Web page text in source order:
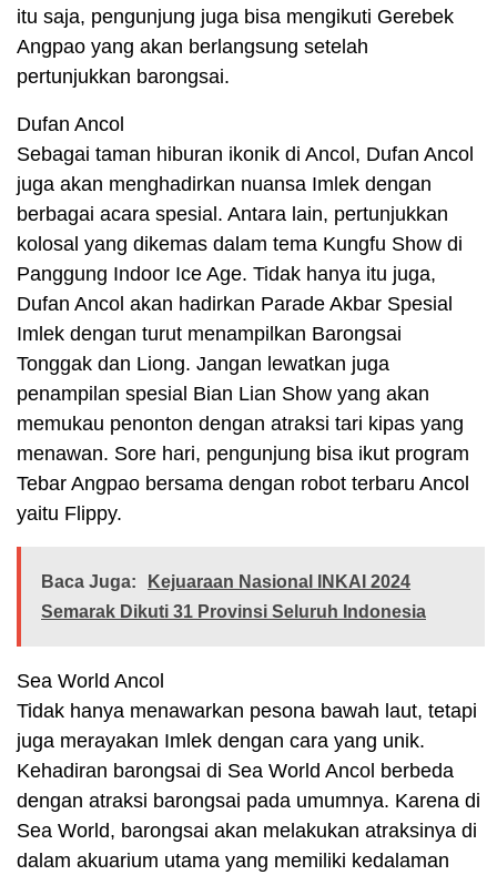
itu saja, pengunjung juga bisa mengikuti Gerebek
Angpao yang akan berlangsung setelah
pertunjukkan barongsai.
Dufan Ancol
Sebagai taman hiburan ikonik di Ancol, Dufan Ancol
juga akan menghadirkan nuansa Imlek dengan
berbagai acara spesial. Antara lain, pertunjukkan
kolosal yang dikemas dalam tema Kungfu Show di
Panggung Indoor Ice Age. Tidak hanya itu juga,
Dufan Ancol akan hadirkan Parade Akbar Spesial
Imlek dengan turut menampilkan Barongsai
Tonggak dan Liong. Jangan lewatkan juga
penampilan spesial Bian Lian Show yang akan
memukau penonton dengan atraksi tari kipas yang
menawan. Sore hari, pengunjung bisa ikut program
Tebar Angpao bersama dengan robot terbaru Ancol
yaitu Flippy.
Baca Juga:
Kejuaraan Nasional INKAI 2024
Semarak Dikuti 31 Provinsi Seluruh Indonesia
Sea World Ancol
Tidak hanya menawarkan pesona bawah laut, tetapi
juga merayakan Imlek dengan cara yang unik.
Kehadiran barongsai di Sea World Ancol berbeda
dengan atraksi barongsai pada umumnya. Karena di
Sea World, barongsai akan melakukan atraksinya di
dalam akuarium utama yang memiliki kedalaman